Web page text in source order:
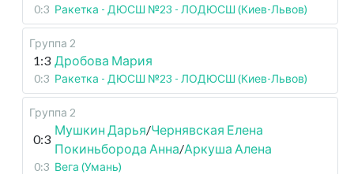
0:3 Ракетка - ДЮСШ №23 - ЛОДЮСШ (Киев-Львов)
Группа 2
1:3 Дробова Мария
0:3 Ракетка - ДЮСШ №23 - ЛОДЮСШ (Киев-Львов)
Группа 2
0:3
Мушкин Дарья/Чернявская Елена
Покиньборода Анна/Аркуша Алена
0:3 Вега (Умань)